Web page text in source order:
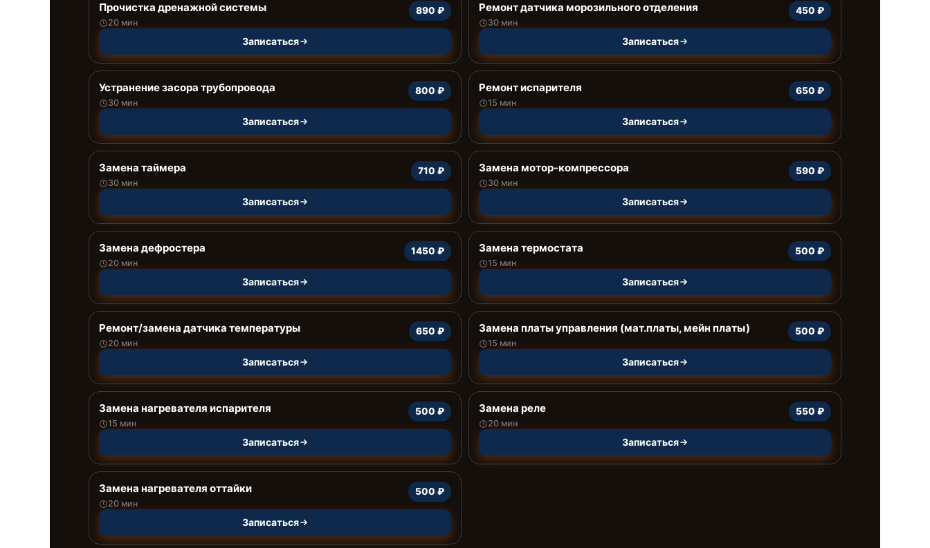
Прочистка дренажной системы
20 мин
890 ₽
Записаться
Ремонт датчика морозильного отделения
30 мин
450 ₽
Записаться
Устранение засора трубопровода
30 мин
800 ₽
Записаться
Ремонт испарителя
15 мин
650 ₽
Записаться
Замена таймера
30 мин
710 ₽
Записаться
Замена мотор-компрессора
30 мин
590 ₽
Записаться
Замена дефростера
20 мин
1450 ₽
Записаться
Замена термостата
15 мин
500 ₽
Записаться
Ремонт/замена датчика температуры
20 мин
650 ₽
Записаться
Замена платы управления (мат.платы, мейн платы)
15 мин
500 ₽
Записаться
Замена нагревателя испарителя
15 мин
500 ₽
Записаться
Замена реле
20 мин
550 ₽
Записаться
Замена нагревателя оттайки
20 мин
500 ₽
Записаться